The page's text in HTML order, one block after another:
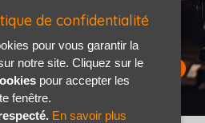
les avis
de confidentialité
pour vous garantir la
notre site. Cliquez sur le
pour accepter les
fenêtre.
En savoir plus